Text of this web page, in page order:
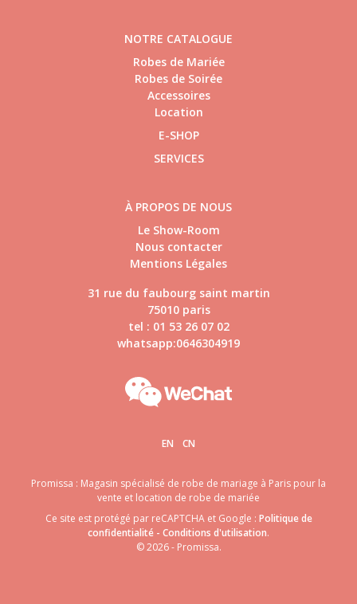
NOTRE CATALOGUE
Robes de Mariée
Robes de Soirée
Accessoires
Location
E-SHOP
SERVICES
À PROPOS DE NOUS
Le Show-Room
Nous contacter
Mentions Légales
31 rue du faubourg saint martin
75010 paris
tel : 01 53 26 07 02
whatsapp:0646304919
EN CN
Promissa : Magasin spécialisé de robe de mariage à Paris pour la
vente et location de robe de mariée
Ce site est protégé par reCAPTCHA et Google : Politique de
confidentialité - Conditions d'utilisation.
© 2026 - Promissa.